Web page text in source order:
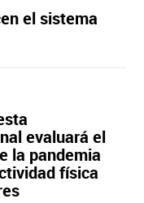
el sistema
evaluará el
la pandemia
física